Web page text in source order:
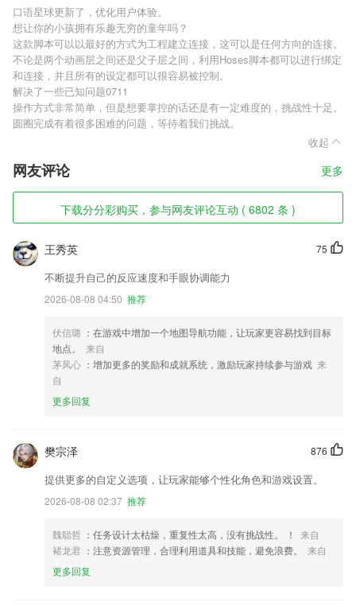
口语星球更新了，优化用户体验。
想让你的小孩拥有乐趣无穷的童年吗？
这款脚本可以以最好的方式为工程建立连接，这可以是任何方向的连接。
不论是两个动画层之间还是父子层之间，利用Hoses脚本都可以进行绑定
和连接，并且所有的设定都可以很容易被控制。
解决了一些已知问题0711
操作方式非常简单，但是想要掌控的话还是有一定难度的，挑战性十足。
圆圈完成有着很多困难的问题，等待着我们挑战。
收起
网友评论 更多
下载分分彩购买，参与网友评论互动 ( 6802 条 )
75
王秀英
不断提升自己的反应速度和手眼协调能力
2026-08-08 04:50 推荐
伏信璐 ：在游戏中增加一个地图导航功能，让玩家更容易找到目标
地点。
来自
茅凤心 ：增加更多的奖励和成就系统，激励玩家持续参与游戏 来
自
更多回复
876
樊宗泽
提供更多的自定义选项，让玩家能够个性化角色和游戏设置。
2026-08-08 02:37 推荐
魏聪哲 ：任务设计太枯燥，重复性太高，没有挑战性。 ！
来自
褚龙君 ：注意资源管理，合理利用道具和技能，避免浪费。
来自
更多回复